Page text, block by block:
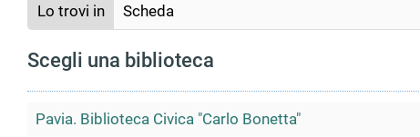
Lo trovi in Scheda
Scegli una biblioteca
Pavia. Biblioteca Civica "Carlo Bonetta"